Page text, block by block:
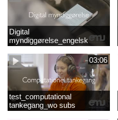
Digital
myndiggørelse_engelsk
03:06
test_computational
tankegang_wo subs